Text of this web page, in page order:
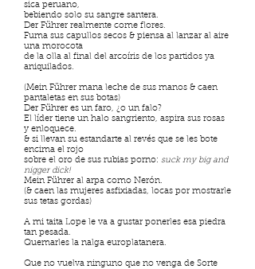
sica peruano,
bebiendo solo su sangre santera.
Der Führer realmente come flores.
Fuma sus capullos secos & piensa al lanzar al aire
una morocota
de la olla al final del arcoíris de los partidos ya
aniquilados.
(Mein Führer mana leche de sus manos & caen
pantaletas en sus botas)
Der Führer es un faro, ¿o un falo?
El líder tiene un halo sangriento, aspira sus rosas
y enloquece.
& si llevan su estandarte al revés que se les bote
encima el rojo
sobre el oro de sus rubias porno: suck my big and
nigger dick!
Mein Führer al arpa como Nerón.
(& caen las mujeres asfixiadas, locas por mostrarle
sus tetas gordas)
A mi taita Lope le va a gustar ponerles esa piedra
tan pesada.
Quemarles la nalga europlatanera.
Que no vuelva ninguno que no venga de Sorte